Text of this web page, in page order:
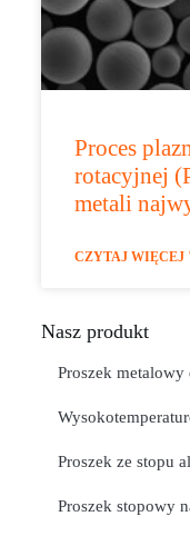
Proces
rotacyjnej
metali
CZYTAJ WIĘCEJ
Nasz produkt
Proszek
Proszek ze stopu
Proszek stopowy